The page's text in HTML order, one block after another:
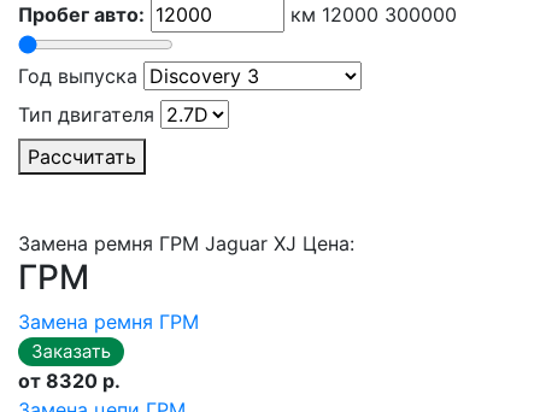
Пробег авто:
км 12000 300000
Год выпуска
Тип двигателя
Рассчитать
Замена ремня ГРМ Jaguar XJ Цена:
ГРМ
Замена ремня ГРМ
от 8320 р.